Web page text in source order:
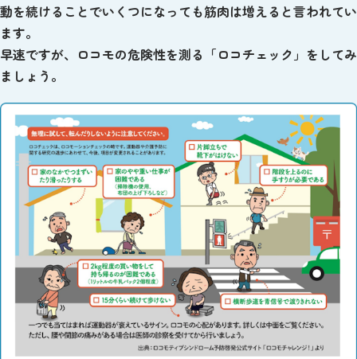
動を続けることでいくつになっても筋肉は増えると言われてい
ます。
早速ですが、ロコモの危険性を測る「ロコチェック」をしてみ
ましょう。